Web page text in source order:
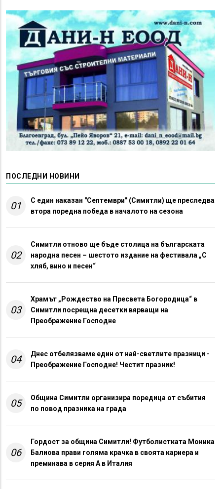
ПОСЛЕДНИ НОВИНИ
01
С един наказан "Септември" (Симитли) ще преследва
втора поредна победа в началото на сезона
02
Симитли отново ще бъде столица на българската
народна песен – шестото издание на фестивала „С
хляб, вино и песен“
03
Храмът „Рождество на Пресвета Богородица“ в
Симитли посрещна десетки вярващи на
Преображение Господне
04
Днес отбелязваме един от най-светлите празници -
Преображение Господне! Честит празник!
05
Община Симитли организира поредица от събития
по повод празника на града
06
Гордост за община Симитли! Футболистката Моника
Балиова прави голяма крачка в своята кариера и
преминава в серия А в Италия